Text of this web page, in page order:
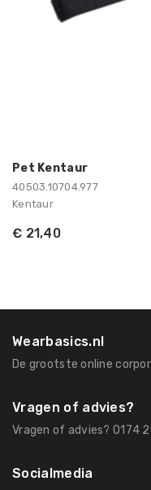
Pet Kentaur
40503.10704.977
Kentaur
€ 21,40
Wearbasics.nl
De grootste online
Vragen of advies?
Vragen of advies? 0174
Socialmedia